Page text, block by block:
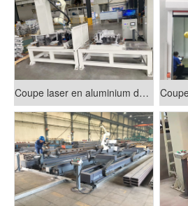
Coupe laser en aluminium de châssis